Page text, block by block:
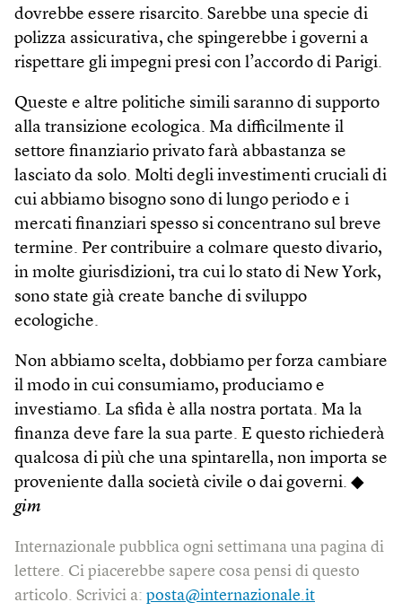
dovrebbe essere risarcito. Sarebbe una specie di
polizza assicurativa, che spingerebbe i governi a
rispettare gli impegni presi con l’accordo di Parigi.
Queste e altre politiche simili saranno di supporto
alla transizione ecologica. Ma difficilmente il
settore finanziario privato farà abbastanza se
lasciato da solo. Molti degli investimenti cruciali di
cui abbiamo bisogno sono di lungo periodo e i
mercati finanziari spesso si concentrano sul breve
termine. Per contribuire a colmare questo divario,
in molte giurisdizioni, tra cui lo stato di New York,
sono state già create banche di sviluppo
ecologiche.
Non abbiamo scelta, dobbiamo per forza cambiare
il modo in cui consumiamo, produciamo e
investiamo. La sfida è alla nostra portata. Ma la
finanza deve fare la sua parte. E questo richiederà
qualcosa di più che una spintarella, non importa se
proveniente dalla società civile o dai governi. ◆
gim
Internazionale pubblica ogni settimana una pagina di
lettere. Ci piacerebbe sapere cosa pensi di questo
articolo. Scrivici a: posta@internazionale.it